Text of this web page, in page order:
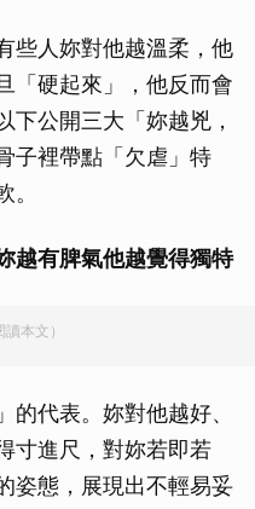
些人妳對他越溫柔，他
「硬起來」，他反而會
下公開三大「妳越兇，
子裡帶點「欠虐」特
越有脾氣他越覺得獨特
本文）
代表。妳對他越好、
寸進尺，對妳若即若
姿態，展現出不輕易妥